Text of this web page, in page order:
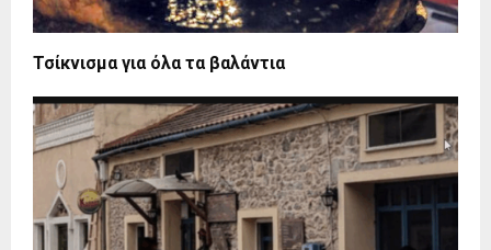
Τσίκνισμα για όλα τα βαλάντια